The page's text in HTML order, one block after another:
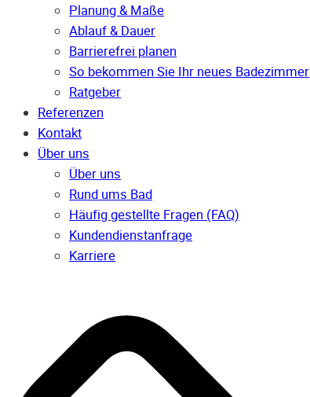
Planung & Maße
Ablauf & Dauer
Barrierefrei planen
So bekommen Sie Ihr neues Badezimmer
Ratgeber
Referenzen
Kontakt
Über uns
Über uns
Rund ums Bad
Häufig gestellte Fragen (FAQ)
Kunden­dienst­anfrage
Karriere